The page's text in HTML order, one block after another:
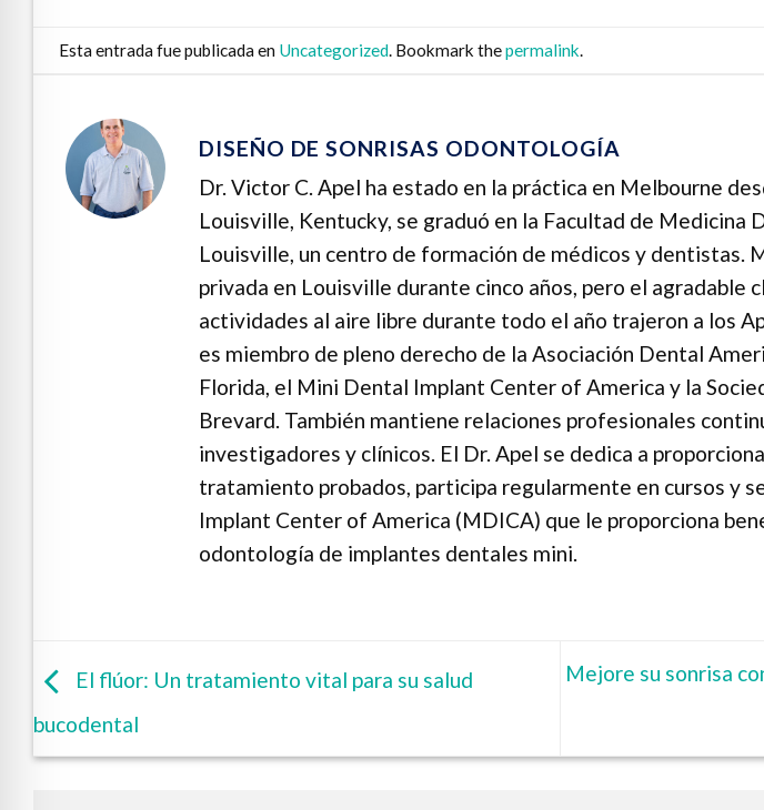
Esta entrada fue publicada en Uncategorized. Bookmark thepermalink.
DISEÑO DE SONRISAS ODONTOLOGÍA
Dr. Victor C. Apel ha estado en la práctica en Melbourne
Louisville, Kentucky, se graduó en la Facultad de Medicina
Louisville, un centro de formación de médicos y dentistas.
privada en Louisville durante cinco años, pero el agradable
actividades al aire libre durante todo el año trajeron a los
es miembro de pleno derecho de la Asociación Dental
Florida, el Mini Dental Implant Center of America y la
Brevard. También mantiene relaciones profesionales
investigadores y clínicos. El Dr. Apel se dedica a
tratamiento probados, participa regularmente en cursos y
Implant Center of America (MDICA) que le proporciona
odontología de implantes dentales mini.
El flúor: Un tratamiento vital para su salud
bucodental
Mejore su sonrisa